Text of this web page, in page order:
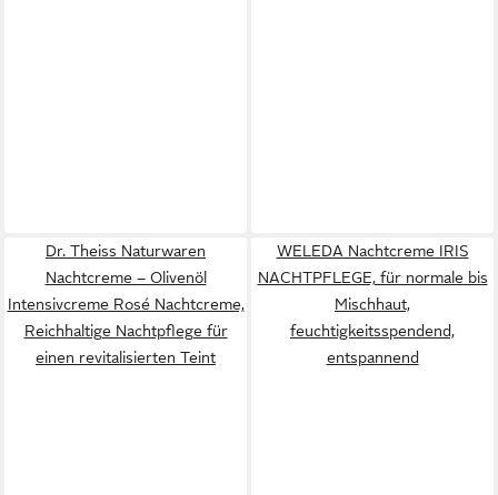
Dr. Theiss Naturwaren
Nachtcreme – Olivenöl
Intensivcreme Rosé Nachtcreme,
Reichhaltige Nachtpflege für
einen revitalisierten Teint
WELEDA Nachtcreme IRIS
NACHTPFLEGE, für normale bis
Mischhaut,
feuchtigkeitsspendend,
entspannend